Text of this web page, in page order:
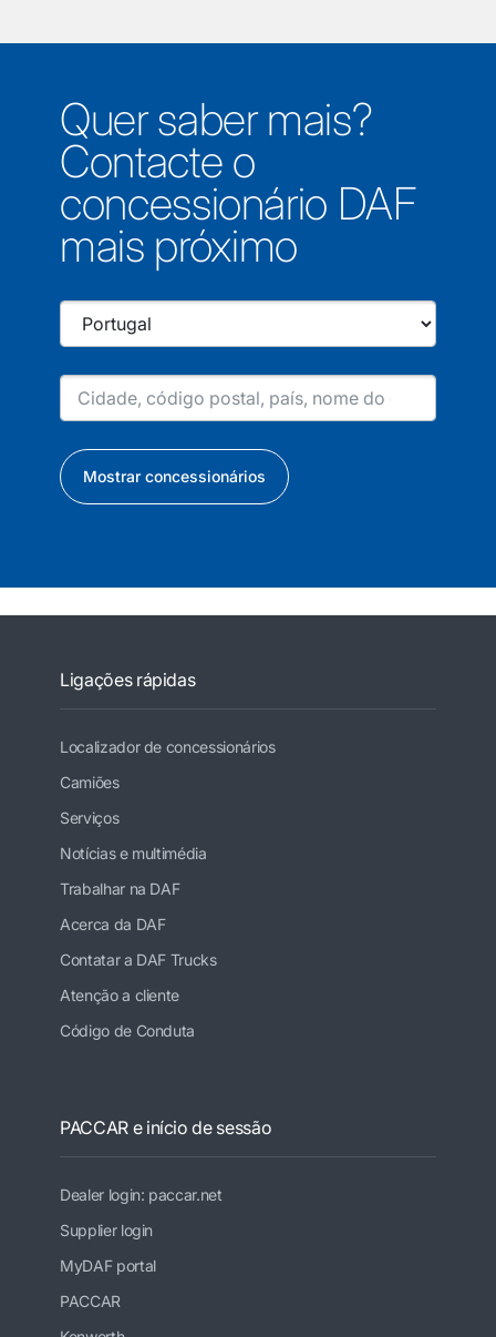
Quer saber mais?
Contacte o
concessionário DAF
mais próximo
Mostrar concessionários
Ligações rápidas
Localizador de concessionários
Camiões
Serviços
Notícias e multimédia
Trabalhar na DAF
Acerca da DAF
Contatar a DAF Trucks
Atenção a cliente
Código de Conduta
PACCAR e início de sessão
Dealer login: paccar.net
Supplier login
MyDAF portal
PACCAR